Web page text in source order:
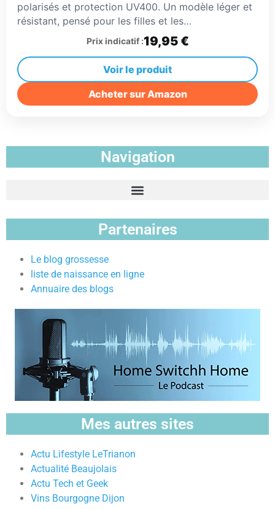
polarisés et protection UV400. Un modèle léger et
résistant, pensé pour les filles et les…
Prix indicatif :19,95 €
Voir le produit
Acheter sur Amazon
Navigation
Partenaires
Le blog grossesse
liste de naissance en ligne
Annuaire des blogs
Mes autres sites
Actu Lifestyle LeTrianon
Actualité Beaujolais
Actu Tech et Geek
Vins Bourgogne Dijon